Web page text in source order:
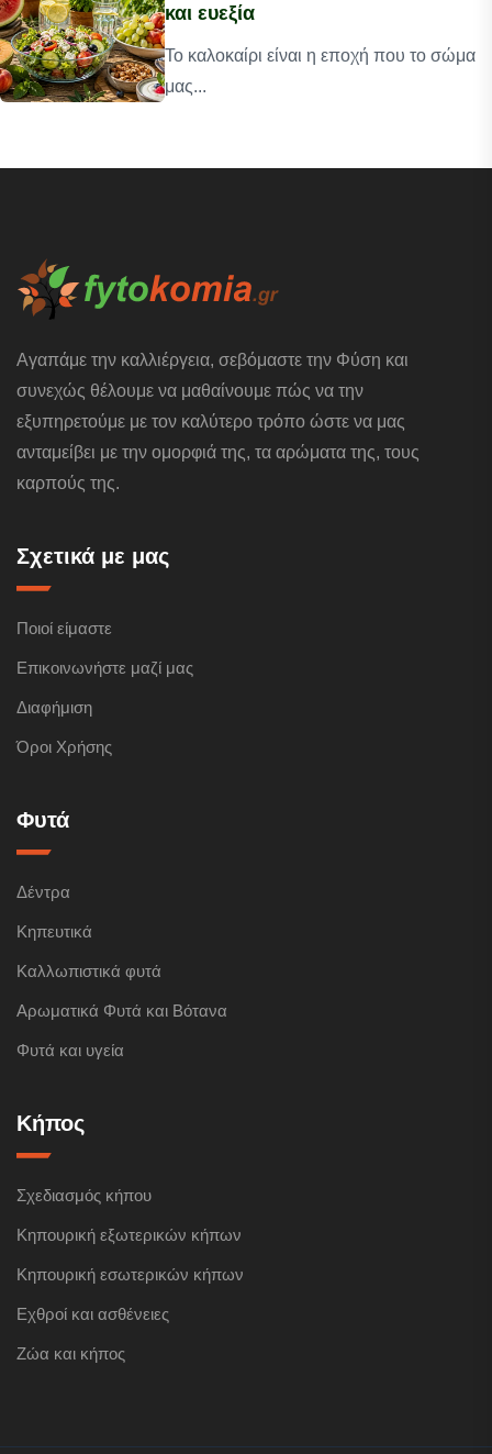
και ευεξία
Το καλοκαίρι είναι η εποχή που το σώμα
μας...
Αγαπάμε την καλλιέργεια, σεβόμαστε την Φύση και
συνεχώς θέλουμε να μαθαίνουμε πώς να την
εξυπηρετούμε με τον καλύτερο τρόπο ώστε να μας
ανταμείβει με την ομορφιά της, τα αρώματα της, τους
καρπούς της.
Σχετικά με μας
Ποιοί είμαστε
Επικοινωνήστε μαζί μας
Διαφήμιση
Όροι Χρήσης
Φυτά
Δέντρα
Κηπευτικά
Καλλωπιστικά φυτά
Αρωματικά Φυτά και Βότανα
Φυτά και υγεία
Κήπος
Σχεδιασμός κήπου
Κηπουρική εξωτερικών κήπων
Κηπουρική εσωτερικών κήπων
Εχθροί και ασθένειες
Ζώα και κήπος